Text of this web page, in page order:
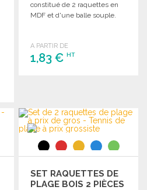
constitué de 2 raquettes en
MDF et d'une balle souple.
A PARTIR DE
1,83 €HT
SET RAQUETTES DE
PLAGE BOIS 2 PIÈCES